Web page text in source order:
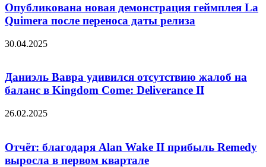
Опубликована новая демонстрация геймплея La
Quimera после переноса даты релиза
30.04.2025
Даниэль Вавра удивился отсутствию жалоб на
баланс в Kingdom Come: Deliverance II
26.02.2025
Отчёт: благодаря Alan Wake II прибыль Remedy
выросла в первом квартале